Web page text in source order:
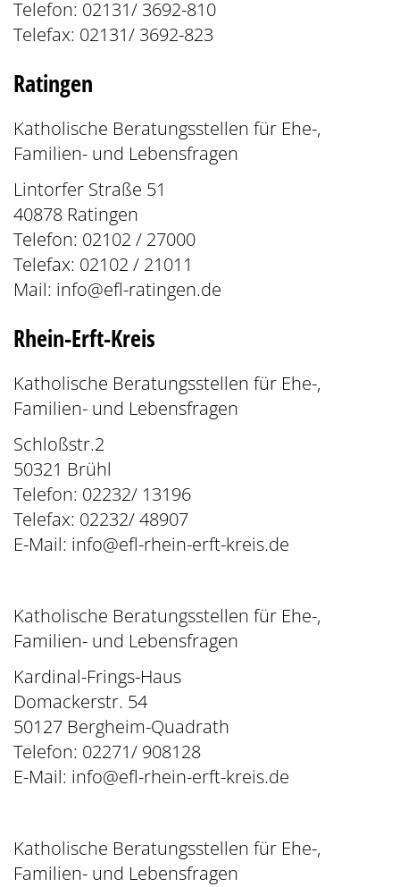
Telefon: 02131/ 3692-810
Telefax: 02131/ 3692-823
Ratingen
Katholische Beratungsstellen für Ehe-,
Familien- und Lebensfragen
Lintorfer Straße 51
40878 Ratingen
Telefon: 02102 / 27000
Telefax: 02102 / 21011
Mail: info@efl-ratingen.de
Rhein-Erft-Kreis
Katholische Beratungsstellen für Ehe-,
Familien- und Lebensfragen
Schloßstr.2
50321 Brühl
Telefon: 02232/ 13196
Telefax: 02232/ 48907
E-Mail: info@efl-rhein-erft-kreis.de
Katholische Beratungsstellen für Ehe-,
Familien- und Lebensfragen
Kardinal-Frings-Haus
Domackerstr. 54
50127 Bergheim-Quadrath
Telefon: 02271/ 908128
E-Mail: info@efl-rhein-erft-kreis.de
Katholische Beratungsstellen für Ehe-,
Familien- und Lebensfragen